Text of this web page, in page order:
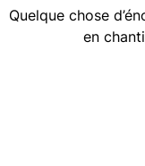
Quelque chose
en